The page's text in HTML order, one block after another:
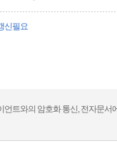
신필요
언트와의 암호화 통신, 전자문